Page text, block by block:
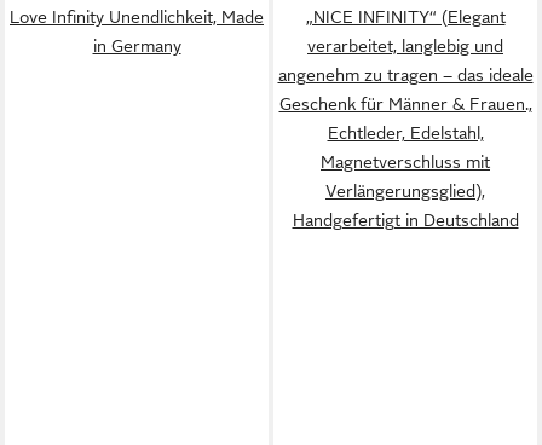
Love Infinity Unendlichkeit, Made
in Germany
„NICE INFINITY“ (Elegant
verarbeitet, langlebig und
angenehm zu tragen – das ideale
Geschenk für Männer & Frauen.,
Echtleder, Edelstahl,
Magnetverschluss mit
Verlängerungsglied),
Handgefertigt in Deutschland